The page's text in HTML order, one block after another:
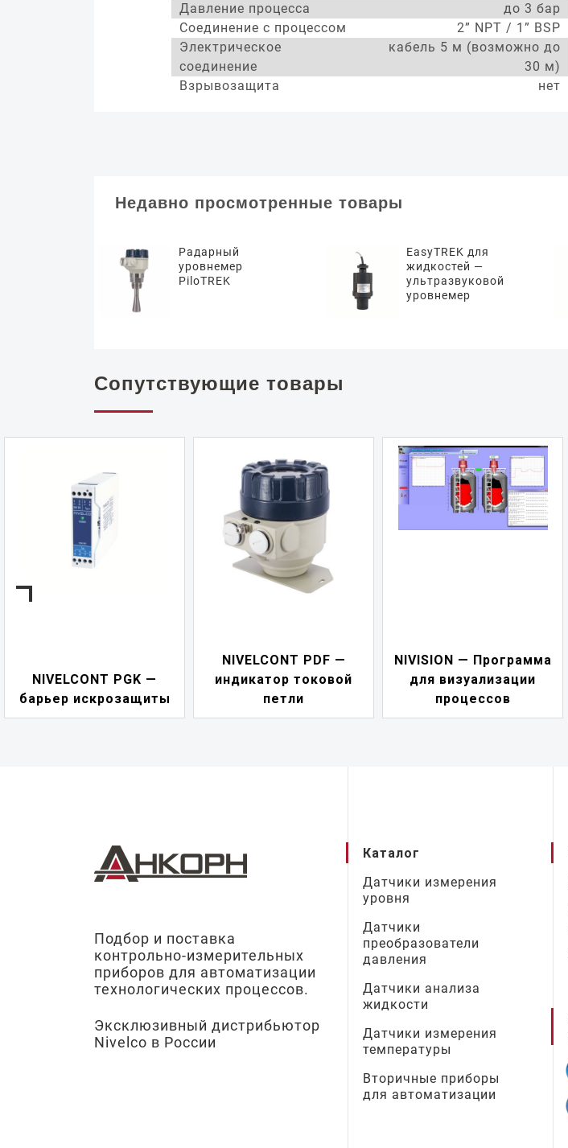
Давление процесса
до 3 бар
Соединение с процессом
2” NPT / 1” BSP
Электрическое
соединение
кабель 5 м (возможно до
30 м)
Взрывозащита
нет
Недавно просмотренные товары
Радарный
уровнемер
PiloTREK
EasyTREK для
жидкостей —
ультразвуковой
уровнемер
Сопутствующие товары
NIVELCONT PGK —
барьер искрозащиты
NIVELCONT PDF —
индикатор токовой
петли
NIVISION — Программа
для визуализации
процессов
Подбор и поставка
контрольно-измерительных
приборов для автоматизации
технологических процессов.
Эксклюзивный дистрибьютор
Nivelco в России
Каталог
Датчики измерения
уровня
Датчики
преобразователи
давления
Датчики анализа
жидкости
Датчики измерения
температуры
Вторичные приборы
для автоматизации